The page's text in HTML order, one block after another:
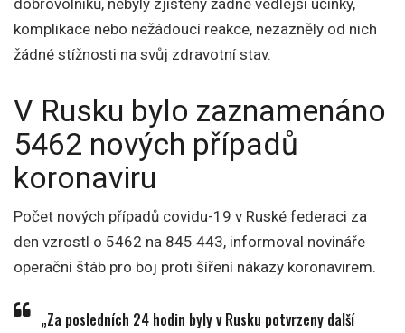
dobrovolníků, nebyly zjištěny žádné vedlejší účinky,
komplikace nebo nežádoucí reakce, nezazněly od nich
žádné stížnosti na svůj zdravotní stav.
V Rusku bylo zaznamenáno
5462 nových případů
koronaviru
Počet nových případů covidu-19 v Ruské federaci za
den vzrostl o 5462 na 845 443, informoval novináře
operační štáb pro boj proti šíření nákazy koronavirem.
„Za posledních 24 hodin byly v Rusku potvrzeny další